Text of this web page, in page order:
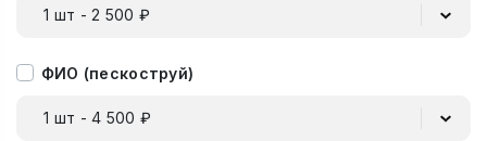
1 шт - 2 500 ₽
ФИО (пескоструй)
1 шт - 4 500 ₽